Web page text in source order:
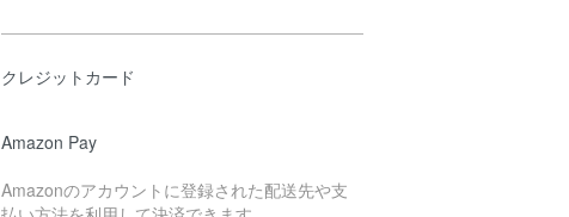
クレジットカード
Amazon Pay
Amazonのアカウントに登録された配送先や支